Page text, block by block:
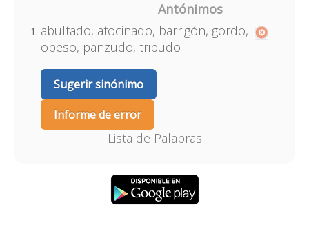
Antónimos
abultado, atocinado, barrigón, gordo,
obeso, panzudo, tripudo
Sugerir sinónimo
Informe de error
Lista de Palabras